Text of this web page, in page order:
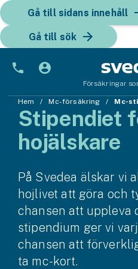
Gå till sidans innehåll
Gå till sök
Försäkringar
Bil
Bilförsäkring
Fordon
Snöskoterförsäkring
ATV-försäkring
Släpvagnsförsäkring
Hem Mc-försäkring Mc-
Stipendiet
hojälskare
På Svedea älskar vi
hojlivet att göra och
chansen att uppleva
stipendium ger vi
chansen att
ta mc-kort.